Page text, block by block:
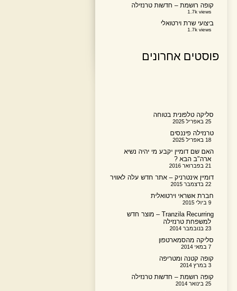
קופה רושמת – חדשות טרנזילה
1.7k views
ביצועי שרת וירטואלי
1.7k views
פוסטים אחרונים
סליקה טלפונית בטוחה
25 באפריל 2025
טרנזילה פיננסים
18 באפריל 2025
האם שם דומיין יקבע מי יהיה נשיא
ארה"ב הבא ?
21 בפברואר 2016
דומיין אינטרניק – אתר חדש עלה לאוויר
22 בדצמבר 2015
חברת אשראי וירטואלית
9 ביולי 2015
Tranzila Recurring – מוצר חדש
למשפחת טרנזילה
23 בנובמבר 2014
סליקה מהסמארטפון
7 במאי 2014
קופה קטנה ומטריפה
3 במרץ 2014
קופה רושמת – חדשות טרנזילה
25 בינואר 2014